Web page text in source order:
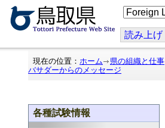
こ
の
ジ
を
翻
訳
読み上げ
現在の位置： ホーム 県の組織と仕事
バサダーからのメッセージ
各種試験情報